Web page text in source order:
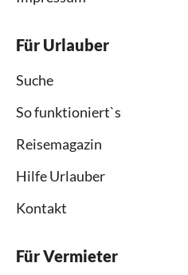
Für Urlauber
Suche
So funktioniert`s
Reisemagazin
Hilfe Urlauber
Kontakt
Für Vermieter